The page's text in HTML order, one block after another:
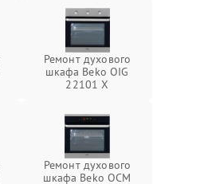
Ремонт духового
шкафа Beko OIG
22101 X
Ремонт духового
шкафа Beko OCM